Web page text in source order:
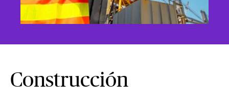
Construcción